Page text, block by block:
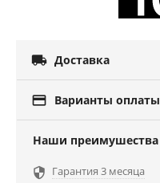
 Доставка
 Варианты оплаты
Наши преимушества
 Гарантия 3 месяца